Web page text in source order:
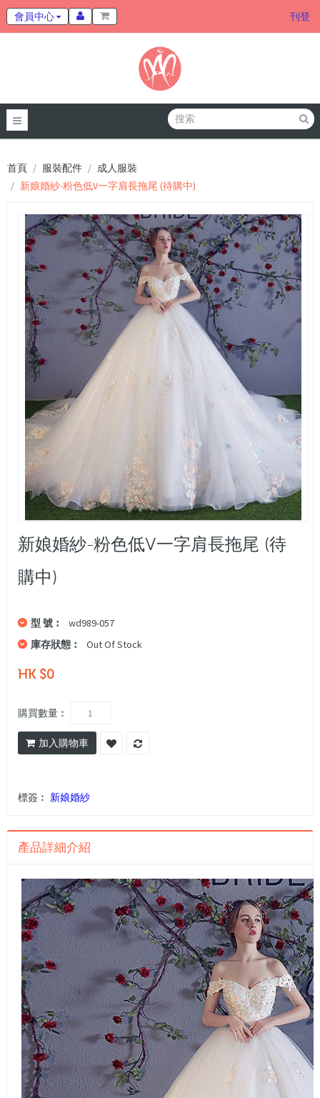
會員中心 刊登
首頁 服裝配件
成人服裝
新娘婚紗-粉色低V一字肩長拖尾 (待購中)
新娘婚紗-粉色低V一字肩長拖尾 (待
購中)
型 號︰
wd989-057
庫存狀態︰
Out Of Stock
HK $0
購買數量︰
加入購物車
標簽︰ 新娘婚紗
產品詳細介紹